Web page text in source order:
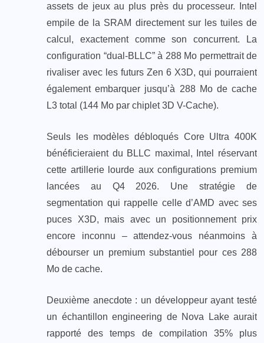
assets de jeux au plus près du processeur. Intel
empile de la SRAM directement sur les tuiles de
calcul, exactement comme son concurrent. La
configuration “dual-BLLC” à 288 Mo permettrait de
rivaliser avec les futurs Zen 6 X3D, qui pourraient
également embarquer jusqu’à 288 Mo de cache
L3 total (144 Mo par chiplet 3D V-Cache).
Seuls les modèles débloqués Core Ultra 400K
bénéficieraient du BLLC maximal, Intel réservant
cette artillerie lourde aux configurations premium
lancées au Q4 2026. Une stratégie de
segmentation qui rappelle celle d’AMD avec ses
puces X3D, mais avec un positionnement prix
encore inconnu – attendez-vous néanmoins à
débourser un premium substantiel pour ces 288
Mo de cache.
Deuxième anecdote : un développeur ayant testé
un échantillon engineering de Nova Lake aurait
rapporté des temps de compilation 35% plus